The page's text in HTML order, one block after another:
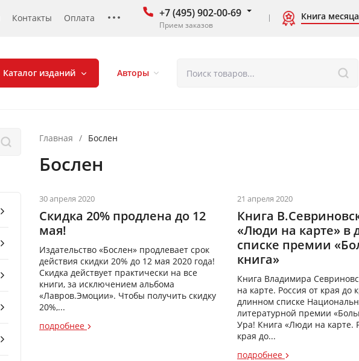
Контакты Оплата +7 (495) 902-00-69
Прием заказов
Книга месяца
Каталог изданий Авторы
Главная / Бослен
Бослен
30 апреля 2020
Скидка 20% продлена до 12
мая!
Издательство «Бослен» продлевает срок
действия скидки 20% до 12 мая 2020 года!
Скидка действует практически на все
книги, за исключением альбома
«Лавров.Эмоции». Чтобы получить скидку
20%,...
подробнее
21 апреля 2020
Книга
«Люди на карте» в
списке премии
книга»
Книга Владимира
на карте. Россия от края до
длинном списке
литературной премии
Ура! Книга «Люди на карте.
края до...
подробнее